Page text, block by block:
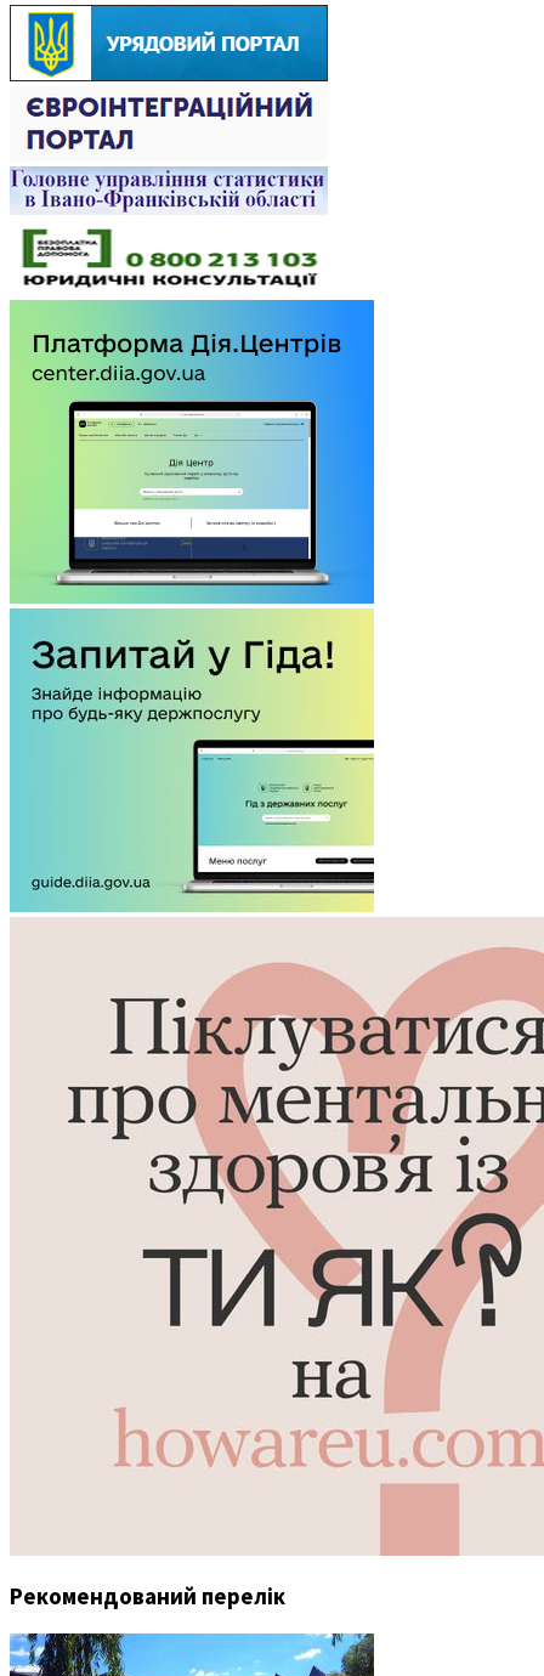
Рекомендований перелік